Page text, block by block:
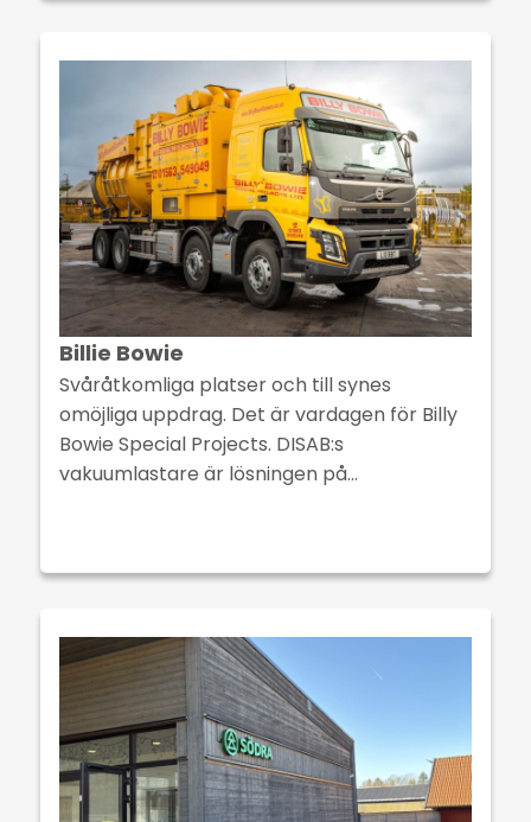
Billie Bowie
Svåråtkomliga platser och till synes
omöjliga uppdrag. Det är vardagen för Billy
Bowie Special Projects. DISAB:s
vakuumlastare är lösningen på…